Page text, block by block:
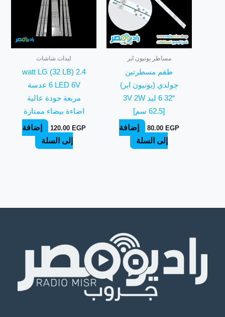
مساطر يونيون اير
طقم مسطرتين
جولدي (يونيون اير)
“32 6 ليد 3V 2W
[62.5 سم]
80.00 EGP
إضافة
إلى السلة
ليدات شاشات
2.4 watt LG (32 LB)
6 LED 6V عدسة
مربعة جودة عالية
اضاءة بيضاء ممتازة
120.00 EGP
إضافة
إلى السلة